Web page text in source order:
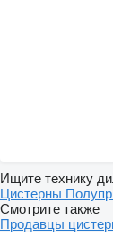
Ищите технику
Цистерны
Смотрите также
Продавцы